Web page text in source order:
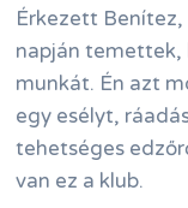
Érkezett
napján temettek,
munkát. Én azt
egy esélyt,
tehetséges
van ez a klub.